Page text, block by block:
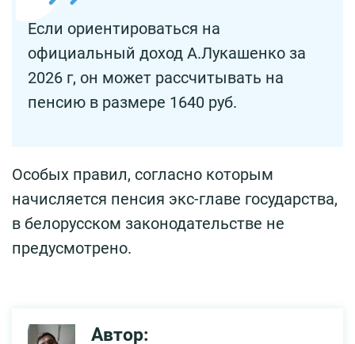
Если ориентироваться на
официальный доход А.Лукашенко за
2026 г, он может рассчитывать на
пенсию в размере 1640 руб.
Особых правил, согласно которым
начисляется пенсия экс-главе государства,
в белорусском законодательстве не
предусмотрено.
Автор: